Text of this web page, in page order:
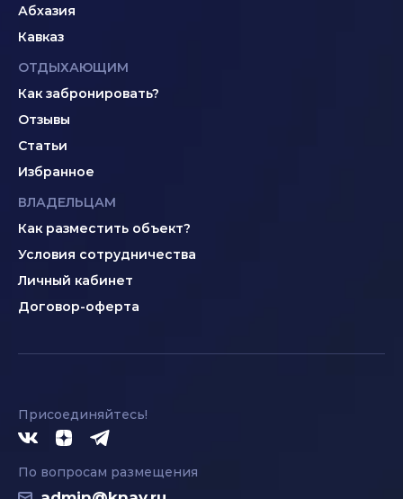
Абхазия
Кавказ
ОТДЫХАЮЩИМ
Как забронировать?
Отзывы
Статьи
Избранное
ВЛАДЕЛЬЦАМ
Как разместить объект?
Условия сотрудничества
Личный кабинет
Договор-оферта
Присоединяйтесь!
По вопросам размещения